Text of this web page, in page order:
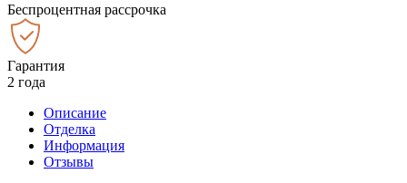
Беспроцентная рассрочка
Гарантия
2 года
Описание
Отделка
Информация
Отзывы